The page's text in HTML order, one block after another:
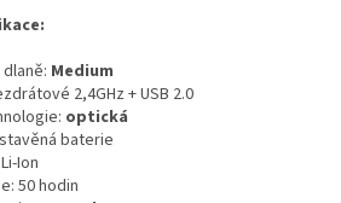
Medium
2,4GHz + USB 2.0
optická
baterie
Ion
50 hodin